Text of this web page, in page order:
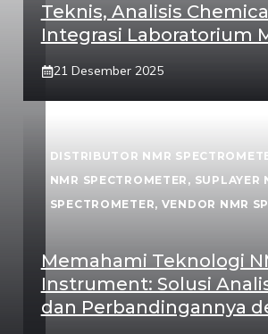
Teknis, Analisis
Integrasi Laboratorium
21 Desember 2025
DISTRIBUTOR NMR
NMR SPECTROMETER , SUPLAYER
SPECTROMETER, VENDOR NMR
Memahami Teknologi
Instrument: Solusi
dan Perbandingannya